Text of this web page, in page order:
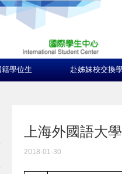
籍學位生 赴姊妹校交換
上海外國語大
2018-01-30